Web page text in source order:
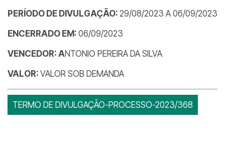
PERÍODO DE DIVULGAÇÃO: 29/08/2023 A 06/09/2023
ENCERRADO EM: 06/09/2023
VENCEDOR: ANTONIO PEREIRA DA SILVA
VALOR: VALOR SOB DEMANDA
TERMO DE DIVULGAÇÃO-PROCESSO-2023/368